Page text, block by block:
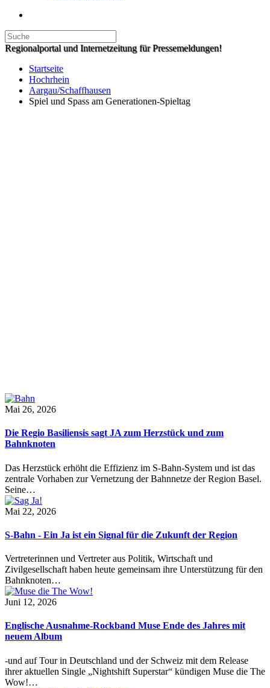
Regionalportal und Internetzeitung für Pressemeldungen!
Startseite
Hochrhein
Aargau/Schaffhausen
Spiel und Spass am Generationen-Spieltag
Mai 26, 2026
Die Regio Basiliensis sagt JA zum Herzstück und zum
Bahnknoten
Das Herzstück erhöht die Effizienz im S-Bahn-System und ist das
zentrale Vorhaben zur Vernetzung der Bahnnetze der Region Basel.
Seine…
Mai 22, 2026
S-Bahn - Ein Ja ist ein Signal für die Zukunft der Region
Vertreterinnen und Vertreter aus Politik, Wirtschaft und
Zivilgesellschaft haben heute gemeinsam ihre Unterstützung für den
Bahnknoten…
Juni 12, 2026
Englische Ausnahme-Rockband Muse Ende des Jahres mit
neuem Album
-und auf Tour in Deutschland und der Schweiz mit dem Release
ihrer aktuellen Single „Nightshift Superstar“ kündigen Muse die The
Wow!…